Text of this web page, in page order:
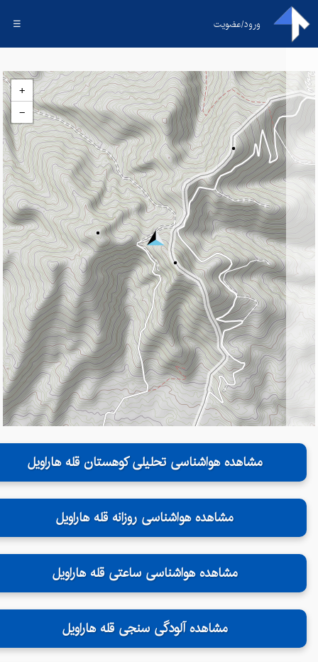
ورود/عضویت ☰
+
−
مشاهده هواشناسی تحلیلی کوهستان قله هاراویل
مشاهده هواشناسی روزانه قله هاراویل
مشاهده هواشناسی ساعتی قله هاراویل
مشاهده آلودگی سنجی قله هاراویل